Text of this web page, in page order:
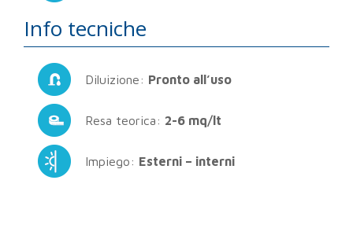
Info tecniche
Diluizione: Pronto all’uso
Resa teorica: 2-6 mq/lt
Impiego: Esterni – interni